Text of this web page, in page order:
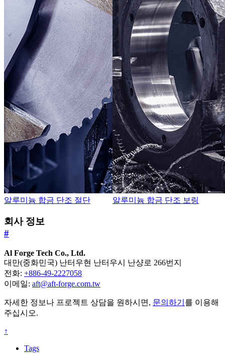
알루미늄 합금 단조 절단 알루미늄 합금 단조 보링
회사 정보
#
Al Forge Tech Co., Ltd.
대만(중화민국) 난터우현 난터우시 난샹로 266번지
전화: +886-49-2227058
이메일: aft@aft-forge.com.tw
자세한 정보나 프로젝트 상담을 원하시면, 문의하기 를 이용해
주십시오.
↑
Tags